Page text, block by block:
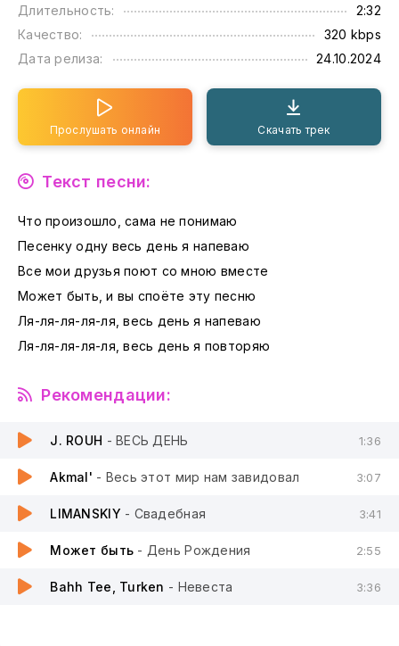
Длительность:
2:32
Качество:
320 kbps
Дата релиза:
24.10.2024
Прослушать онлайн Скачать трек
Текст песни:
Что произошло, сама не понимаю
Песенку одну весь день я напеваю
Все мои друзья поют со мною вместе
Может быть, и вы споёте эту песню
Ля-ля-ля-ля-ля, весь день я напеваю
Ля-ля-ля-ля-ля, весь день я повторяю
Рекомендации:
J. ROUH - ВЕСЬ ДЕНЬ 1:36
Akmal' - Весь этот мир нам завидовал 3:07
LIMANSKIY - Свадебная 3:41
Может быть - День Рождения 2:55
Bahh Tee, Turken - Невеста 3:36